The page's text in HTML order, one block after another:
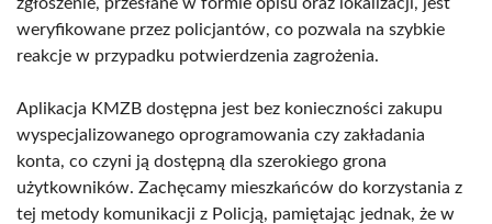
weryfikowane przez policjantów, co pozwala na szybkie
reakcje w przypadku potwierdzenia zagrożenia.
Aplikacja KMZB dostępna jest bez konieczności zakupu
wyspecjalizowanego oprogramowania czy zakładania
konta, co czyni ją dostępną dla szerokiego grona
użytkowników. Zachęcamy mieszkańców do korzystania z
tej metody komunikacji z Policją, pamiętając jednak, że w